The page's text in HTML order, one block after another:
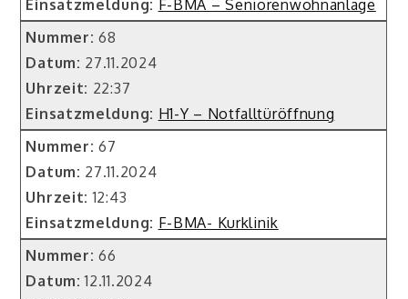
Einsatzmeldung: F-BMA – Seniorenwohnanlage
Nummer: 68
Datum: 27.11.2024
Uhrzeit: 22:37
Einsatzmeldung: H1-Y – Notfalltüröffnung
Nummer: 67
Datum: 27.11.2024
Uhrzeit: 12:43
Einsatzmeldung: F-BMA- Kurklinik
Nummer: 66
Datum: 12.11.2024